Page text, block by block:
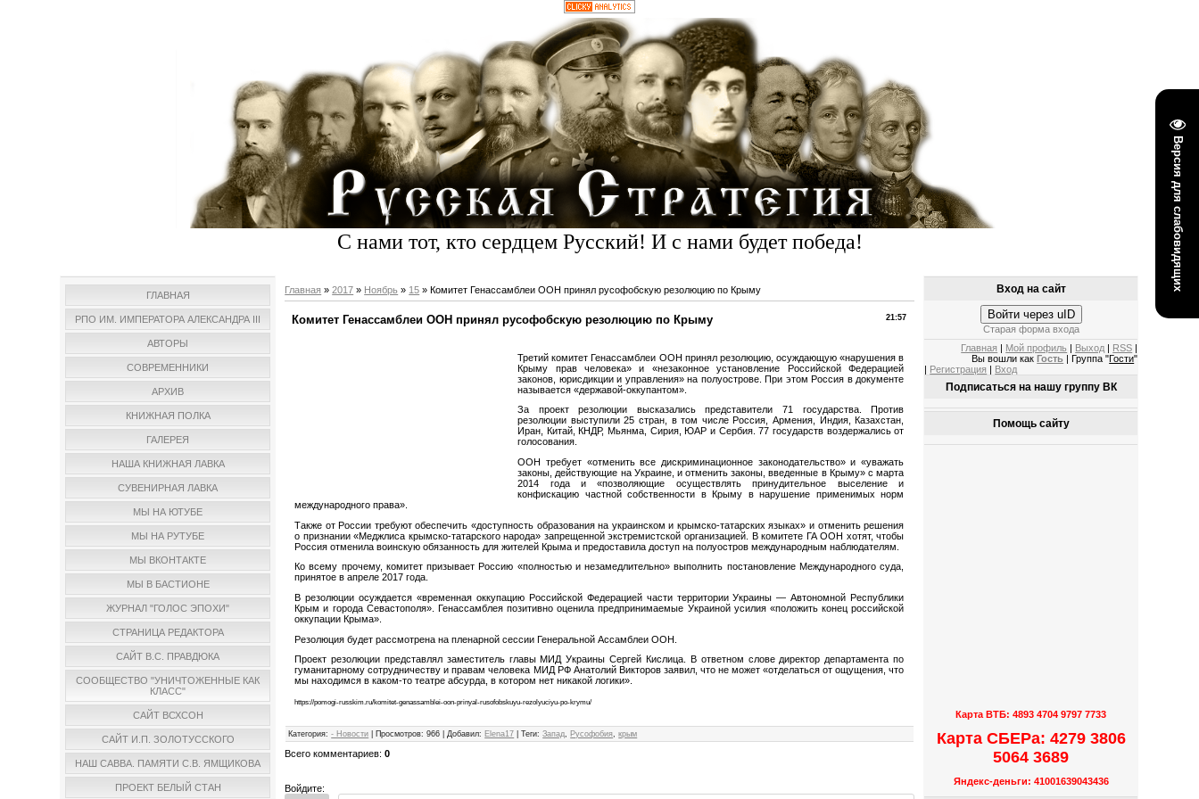
Версия для слабовидящих
С нами тот, кто сердцем Русский! И с нами будет победа!
ГЛАВНАЯ
РПО ИМ. ИМПЕРАТОРА АЛЕКСАНДРА III
АВТОРЫ
СОВРЕМЕННИКИ
АРХИВ
КНИЖНАЯ ПОЛКА
ГАЛЕРЕЯ
НАША КНИЖНАЯ ЛАВКА
СУВЕНИРНАЯ ЛАВКА
МЫ НА ЮТУБЕ
МЫ НА РУТУБЕ
МЫ ВКОНТАКТЕ
МЫ В БАСТИОНЕ
ЖУРНАЛ "ГОЛОС ЭПОХИ"
СТРАНИЦА РЕДАКТОРА
САЙТ В.С. ПРАВДЮКА
СООБЩЕСТВО "УНИЧТОЖЕННЫЕ КАК
КЛАСС"
САЙТ ВСХСОН
САЙТ И.П. ЗОЛОТУССКОГО
НАШ САВВА. ПАМЯТИ С.В. ЯМЩИКОВА
ПРОЕКТ БЕЛЫЙ СТАН
Главная »2017 » Ноябрь » 15 » Комитет Генассамблеи ООН принял русофобскую резолюцию по Крыму
21:57
Комитет Генассамблеи ООН принял русофобскую резолюцию по Крыму
Третий комитет Генассамблеи ООН принял резолюцию, осуждающую «нарушения в
Крыму прав человека» и «незаконное установление Российской Федерацией
законов, юрисдикции и управления» на полуострове. При этом Россия в документе
называется «державой-оккупантом».
За проект резолюции высказались представители 71 государства. Против
резолюции выступили 25 стран, в том числе Россия, Армения, Индия, Казахстан,
Иран, Китай, КНДР, Мьянма, Сирия, ЮАР и Сербия. 77 государств воздержались от
голосования.
ООН требует «отменить все дискриминационное законодательство» и «уважать
законы, действующие на Украине, и отменить законы, введенные в Крыму» с марта
2014 года и «позволяющие осуществлять принудительное выселение и
конфискацию частной собственности в Крыму в нарушение применимых норм
международного права».
Также от России требуют обеспечить «доступность образования на украинском и крымско-татарских языках» и отменить решения
о признании «Меджлиса крымско-татарского народа» запрещенной экстремистской организацией. В комитете ГА ООН хотят, чтобы
Россия отменила воинскую обязанность для жителей Крыма и предоставила доступ на полуостров международным наблюдателям.
Ко всему прочему, комитет призывает Россию «полностью и незамедлительно» выполнить постановление Международного суда,
принятое в апреле 2017 года.
В резолюции осуждается «временная оккупацию Российской Федерацией части территории Украины — Автономной Республики
Крым и города Севастополя». Генассамблея позитивно оценила предпринимаемые Украиной усилия «положить конец российской
оккупации Крыма».
Резолюция будет рассмотрена на пленарной сессии Генеральной Ассамблеи ООН.
Проект резолюции представлял заместитель главы МИД Украины Сергей Кислица. В ответном слове директор департамента по
гуманитарному сотрудничеству и правам человека МИД РФ Анатолий Викторов заявил, что не может «отделаться от ощущения, что
мы находимся в каком-то театре абсурда, в котором нет никакой логики».
https://pomogi-russkim.ru/komitet-genassamblei-oon-prinyal-rusofobskuyu-rezolyuciyu-po-krymu/
Категория: - Новости Просмотров: 966 |Добавил: Elena17 |Теги: Запад, Русофобия,крым
Всего комментариев:0
Войдите:
Вход на сайт
Войти через uID
Старая форма входа
Главная
Мой профиль Выход RSS
Вы вошли как Гость | Группа "Гости"
Регистрация Вход
Подписаться на нашу группу ВК
Помощь сайту
Карта ВТБ: 4893 4704 9797 7733
Карта СБЕРа: 4279 3806
5064 3689
Яндекс-деньги: 41001639043436